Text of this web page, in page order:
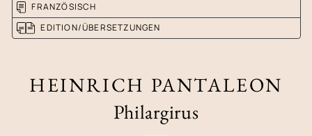
FRANZÖSISCH
EDITION/ÜBERSETZUNGEN
HEINRICH PANTALEON
Philargirus